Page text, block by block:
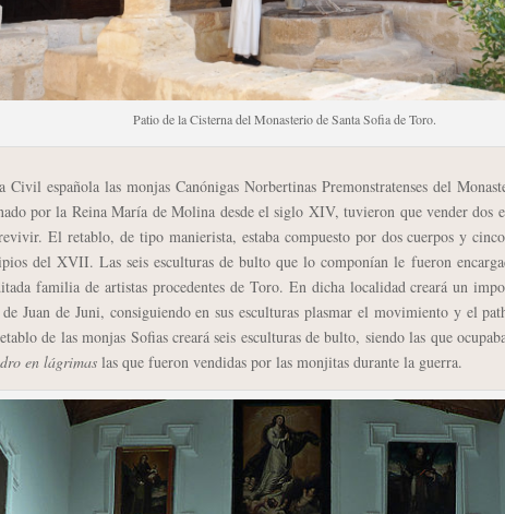
Patio de la Cisterna del Monasterio de Santa Sofia de Toro.
Civil española las monjas Canónigas Norbertinas Premonstratenses del
por la Reina María de Molina desde el siglo XIV, tuvieron que vender dos
El retablo, de tipo manierista, estaba compuesto por dos cuerpos y
del XVII. Las seis esculturas de bulto que lo componían le fueron
familia de artistas procedentes de Toro. En dicha localidad creará un
Juan de Juni, consiguiendo en sus esculturas plasmar el movimiento y el
de las monjas Sofias creará seis esculturas de bulto, siendo las que
en lágrimas las que fueron vendidas por las monjitas durante la guerra.